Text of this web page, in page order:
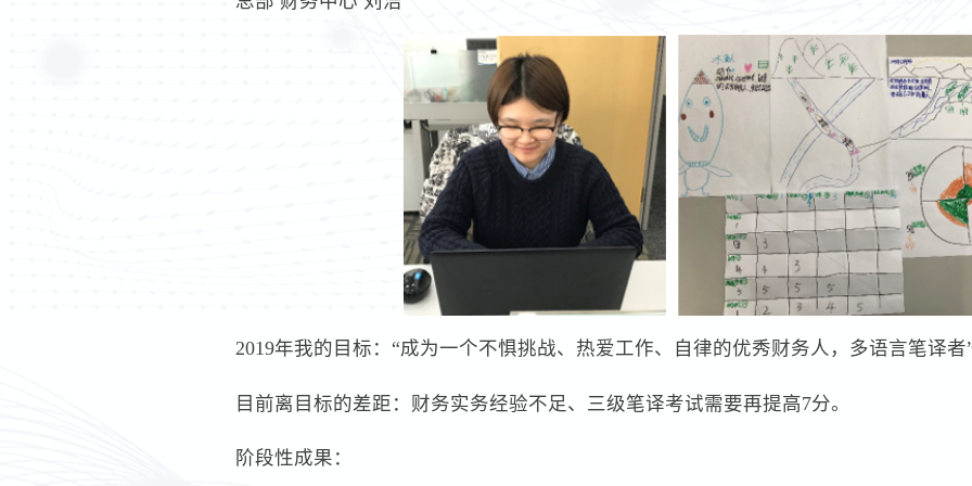
2019年我的目标：“成为一个不惧挑战、热爱工作、自律的优秀财务人，多语言笔译者
目前离目标的差距：财务实务经验不足、三级笔译考试需要再提高7分。
阶段性成果：